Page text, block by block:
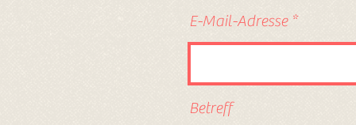
E-Mail-Adresse
Betreff